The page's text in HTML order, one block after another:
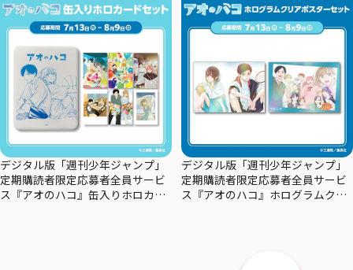
デジタル版「週刊少年ジャンプ」
定期購読者限定応募者全員サービ
ス『アオのハコ』缶入りホロカー
デジタル版「週刊少年ジャンプ」
定期購読者限定応募者全員サービ
ス『アオのハコ』ホログラムクリ